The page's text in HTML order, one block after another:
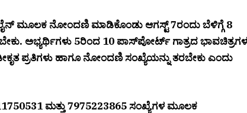
ಮೂಲಕ ನೋಂದಣಿ ಮಾಡಿಕೊಂಡು ಆಗಸ್ಟ್ 7ರಂದು ಬೆಳಿಗ್ಗೆ 8
ಅಭ್ಯರ್ಥಿಗಳು 5ರಿಂದ 10 ಪಾಸ್‌ಪೋರ್ಟ್ ಗಾತ್ರದ
ಪ್ರತಿಗಳು ಹಾಗೂ ನೋಂದಣಿ ಸಂಖ್ಯೆಯನ್ನು ತರಬೇಕು ಎಂದು
ಮತ್ತು 7975223865 ಸಂಖ್ಯೆಗಳ ಮೂಲಕ